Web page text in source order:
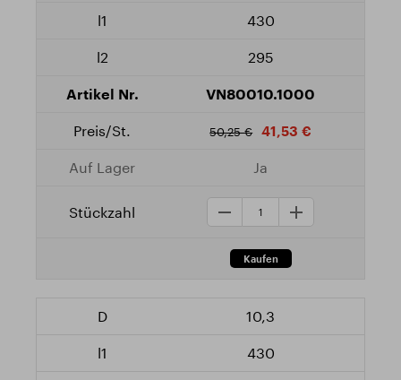
430
295
VN80010.1000
50,25 € 41,53 €
Ja
10,3
430